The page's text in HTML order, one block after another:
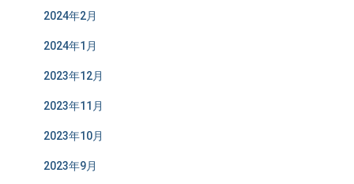
2024年2月
2024年1月
2023年12月
2023年11月
2023年10月
2023年9月